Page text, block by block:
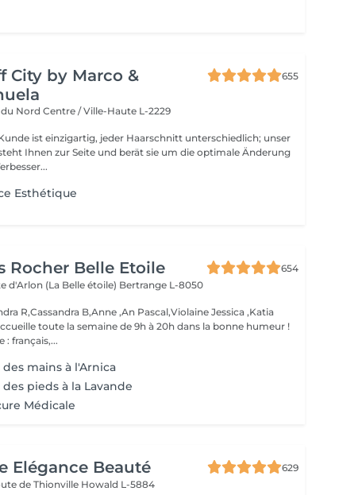
City by Marco &
655
du NordCentre / Ville-Haute L-2229
ist einzigartig, jeder Haarschnitt unterschiedlich; unser
Ihnen zur Seite und berät sie um die optimale Änderung
Esthétique
Rocher Belle Etoile
654
d'Arlon (La Belle étoile) Bertrange L-8050
R,Cassandra B,Anne ,An Pascal,Violaine Jessica ,Katia
toute la semaine de 9h à 20h dans la bonne humeur !
: français,...
des mains à l'Arnica
des pieds à la Lavande
Médicale
Elégance Beauté
629
de Thionville Howald L-5884